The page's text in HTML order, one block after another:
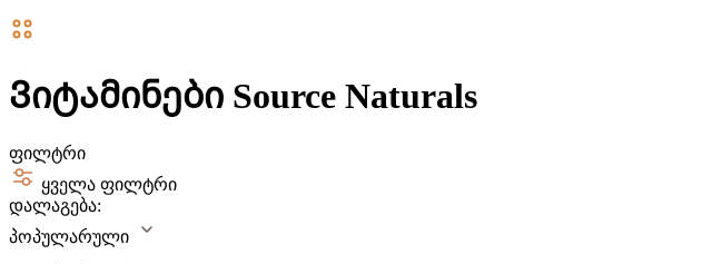
Ვიტამინები Source Naturals
ფილტრი
ყველა ფილტრი
დალაგება:
პოპულარული